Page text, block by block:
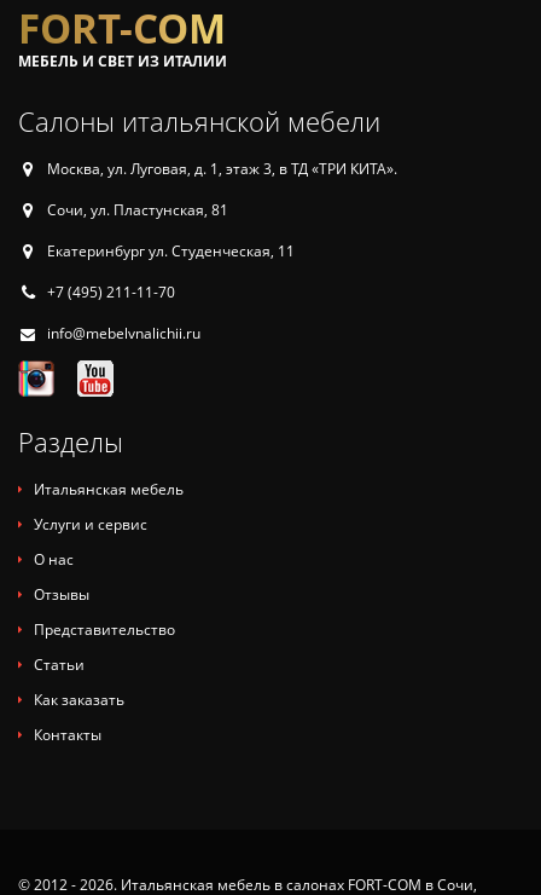
FORT-COM
МЕБЕЛЬ И СВЕТ ИЗ ИТАЛИИ
Салоны итальянской мебели
Москва, ул. Луговая, д. 1, этаж 3, в ТД «ТРИ КИТА».
Сочи, ул. Пластунская, 81
Екатеринбург ул. Студенческая, 11
+7 (495) 211-11-70
info@mebelvnalichii.ru
Разделы
Итальянская мебель
Услуги и сервис
О нас
Отзывы
Представительство
Статьи
Как заказать
Контакты
© 2012 - 2026. Итальянская мебель в салонах FORT-COM в Сочи,